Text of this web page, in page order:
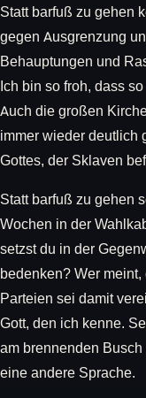
Statt barfuß zu gehen
gegen Ausgrenzung
Behauptungen und
Ich bin so froh, dass
Auch die großen
immer wieder deutlich
Gottes, der Sklaven
Statt barfuß zu gehen
Wochen in der
setzst du in der
bedenken? Wer
Parteien sei damit
Gott, den ich kenne.
am brennenden
eine andere Sprache.